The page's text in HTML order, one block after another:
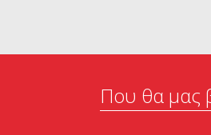
Που θα μας